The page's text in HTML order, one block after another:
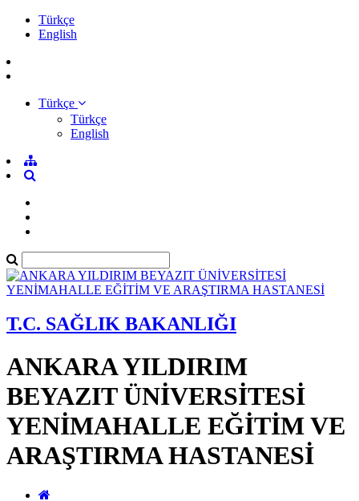
Türkçe
English
Türkçe
Türkçe
English
T.C. SAĞLIK BAKANLIĞI
ANKARA YILDIRIM
BEYAZIT ÜNİVERSİTESİ
YENİMAHALLE EĞİTİM VE
ARAŞTIRMA HASTANESİ